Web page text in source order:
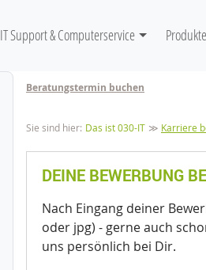
Hauptnavigation
IT Support & Computerservice
Beratungstermin buchen
Pfadnavigation
Sie sind hier: Das ist 030-IT Karriere
DEINE BEWERBUNG
Nach Eingang deiner
oder jpg) - gerne auch
uns persönlich bei Dir.